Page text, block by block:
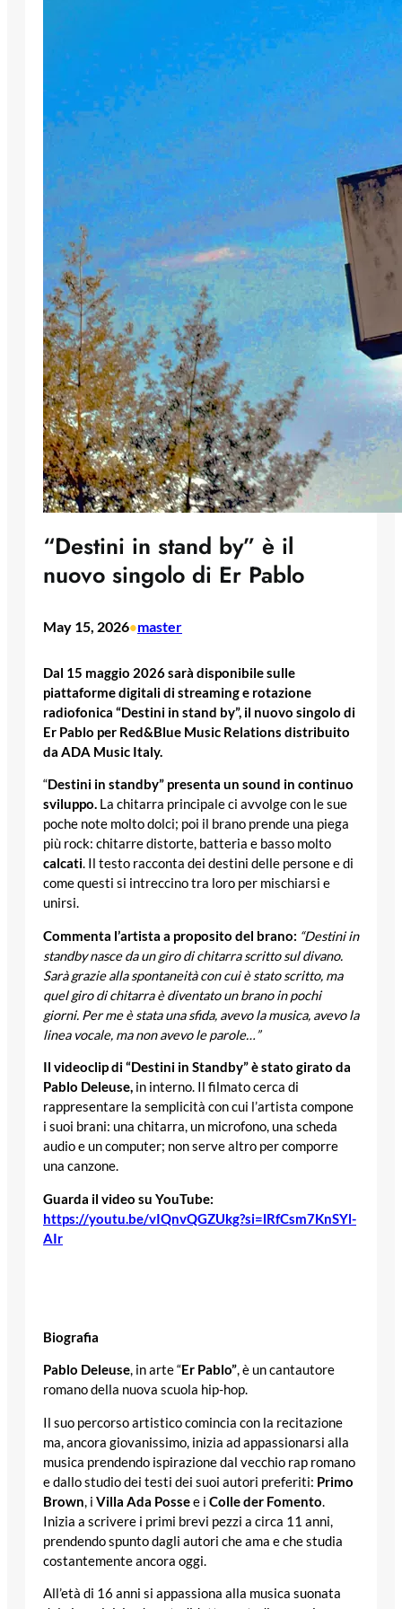
“Destini in stand by” è il
nuovo singolo di Er Pablo
May 15, 2026•master
Dal 15 maggio 2026 sarà disponibile sulle
piattaforme digitali di streaming e rotazione
radiofonica “Destini in stand by”, il nuovo singolo di
Er Pablo per Red&Blue Music Relations distribuito
da ADA Music Italy.
“Destini in standby” presenta un sound in continuo
sviluppo. La chitarra principale ci avvolge con le sue
poche note molto dolci; poi il brano prende una piega
più rock: chitarre distorte, batteria e basso molto
calcati. Il testo racconta dei destini delle persone e di
come questi si intreccino tra loro per mischiarsi e
unirsi.
Commenta l’artista a proposito del brano: “Destini in
standby nasce da un giro di chitarra scritto sul divano.
Sarà grazie alla spontaneità con cui è stato scritto, ma
quel giro di chitarra è diventato un brano in pochi
giorni. Per me è stata una sfida, avevo la musica, avevo la
linea vocale, ma non avevo le parole…”
Il videoclip di “Destini in Standby” è stato girato da
Pablo Deleuse, in interno. Il filmato cerca di
rappresentare la semplicità con cui l’artista compone
i suoi brani: una chitarra, un microfono, una scheda
audio e un computer; non serve altro per comporre
una canzone.
Guarda il video su YouTube:
https://youtu.be/vIQnvQGZUkg?si=lRfCsm7KnSYl-
AIr
Biografia
Pablo Deleuse, in arte “Er Pablo”, è un cantautore
romano della nuova scuola hip-hop.
Il suo percorso artistico comincia con la recitazione
ma, ancora giovanissimo, inizia ad appassionarsi alla
musica prendendo ispirazione dal vecchio rap romano
e dallo studio dei testi dei suoi autori preferiti: Primo
Brown, i Villa Ada Possee i Colle der Fomento.
Inizia a scrivere i primi brevi pezzi a circa 11 anni,
prendendo spunto dagli autori che ama e che studia
costantemente ancora oggi.
All’età di 16 anni si appassiona alla musica suonata